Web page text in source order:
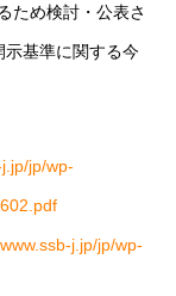
ため検討・公表さ
基準に関する今
jp/wp-
j.jp/jp/wp-